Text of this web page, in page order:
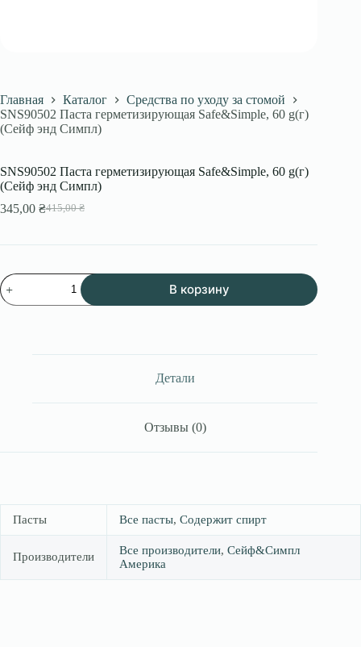
Главная Каталог
Средства по уходу за стомой
SNS90502 Паста герметизирующая Safe&Simple, 60 g(г)
(Сейф энд Симпл)
SNS90502 Паста герметизирующая Safe&Simple, 60 g(г)
(Сейф энд Симпл)
415,00₴
Первоначальная
составляла
345,00 ₴Текущая
345,00 ₴.
Количество
товара
SNS90502
В корзину
Детали
Отзывы (0)
Пасты Все пасты, Содержит спирт
Производители Все производители, Сейф&Симпл
Америка